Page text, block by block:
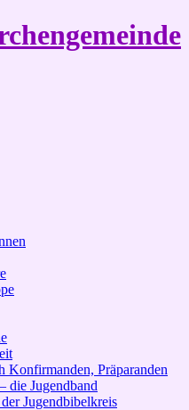
Konfirmanden, Präparanden
die Jugendband
Jugendbibelkreis